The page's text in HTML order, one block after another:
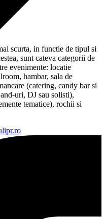
scurta, in functie de tipul si
sunt cateva categorii de
evenimente: locatie
hambar, sala de
(catering, candy bar si
uri, DJ sau solisti),
tematice), rochii si